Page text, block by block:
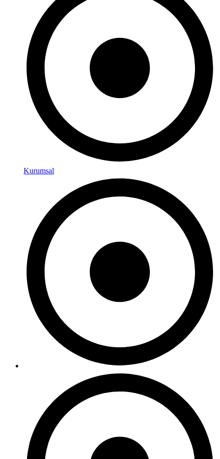
Kurumsal